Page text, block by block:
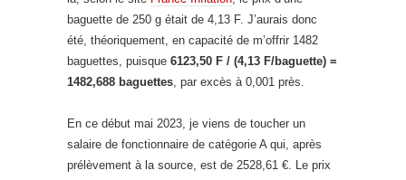
baguette de 250 g était de 4,13 F. J’aurais donc
été, théoriquement, en capacité de m’offrir 1482
baguettes, puisque 6123,50 F / (4,13 F/baguette) =
1482,688 baguettes, par excès à 0,001 près.
En ce début mai 2023, je viens de toucher un
salaire de fonctionnaire de catégorie A qui, après
prélèvement à la source, est de 2528,61 €. Le prix